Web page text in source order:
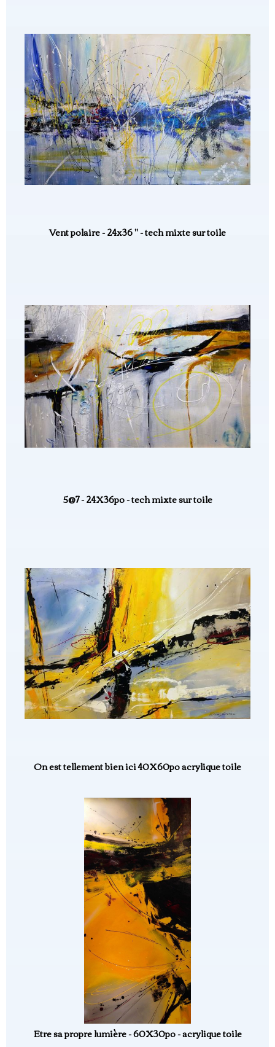
Vent polaire - 24x36 " - tech mixte sur toile
5@7 - 24X36po - tech mixte sur toile
On est tellement bien ici 40X60po acrylique toile
Etre sa propre lumière - 60X30po - acrylique toile